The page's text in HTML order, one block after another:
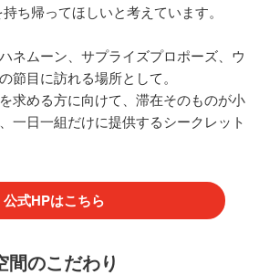
ち帰ってほしいと考えています。
ネムーン、サプライズプロポーズ、ウ
節目に訪れる場所として。
求める方に向けて、滞在そのものが小
一日一組だけに提供するシークレット
公式HPはこちら
間のこだわり